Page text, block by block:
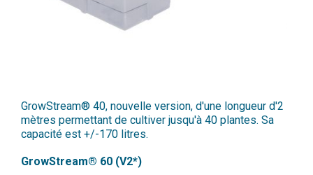
GrowStream® 40, nouvelle version, d'une longueur d'2
mètres permettant de cultiver jusqu'à 40 plantes. Sa
capacité est +/-170 litres.
GrowStream® 60 (V2*)